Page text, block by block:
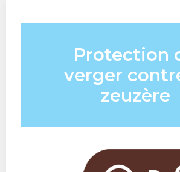
Protection
verger
zeuzère